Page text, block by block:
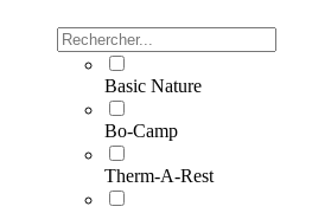
Basic Nature
Bo-Camp
Therm-A-Rest